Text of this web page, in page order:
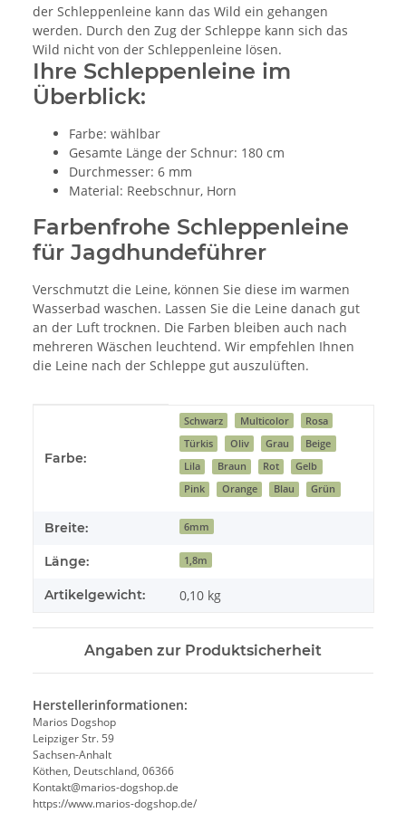
der Schleppenleine kann das Wild ein gehangen
werden. Durch den Zug der Schleppe kann sich das
Wild nicht von der Schleppenleine lösen.
Ihre Schleppenleine im
Überblick:
Farbe: wählbar
Gesamte Länge der Schnur: 180 cm
Durchmesser: 6 mm
Material: Reebschnur, Horn
Farbenfrohe Schleppenleine
für Jagdhundeführer
Verschmutzt die Leine, können Sie diese im warmen
Wasserbad waschen. Lassen Sie die Leine danach gut
an der Luft trocknen. Die Farben bleiben auch nach
mehreren Wäschen leuchtend. Wir empfehlen Ihnen
die Leine nach der Schleppe gut auszulüften.
Farbe:
Schwarz Multicolor
Rosa
Türkis
Oliv Grau
Beige
Lila
Braun Rot
Gelb
Pink
Orange Blau Grün
Breite: 6mm
Länge: 1,8m
Artikelgewicht: 0,10 kg
Angaben zur Produktsicherheit
Herstellerinformationen:
Marios Dogshop
Leipziger Str. 59
Sachsen-Anhalt
Köthen, Deutschland, 06366
Kontakt@marios-dogshop.de
https://www.marios-dogshop.de/